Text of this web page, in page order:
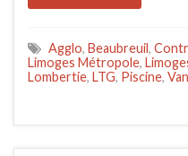
Agglo, Beaubreuil,
Limoges Métropole,
Lombertie, LTG, Piscine,